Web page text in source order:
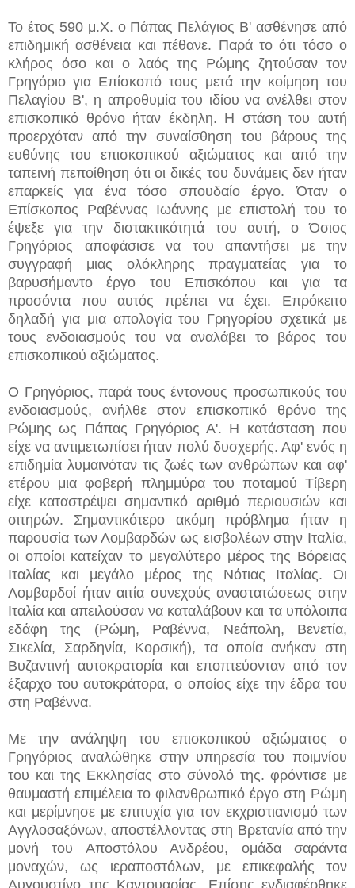
Το έτος 590 μ.Χ. ο Πάπας Πελάγιος Β' ασθένησε από
επιδημική ασθένεια και πέθανε. Παρά το ότι τόσο ο
κλήρος όσο και ο λαός της Ρώμης ζητούσαν τον
Γρηγόριο για Επίσκοπό τους μετά την κοίμηση του
Πελαγίου Β', η απροθυμία του ιδίου να ανέλθει στον
επισκοπικό θρόνο ήταν έκδηλη. Η στάση του αυτή
προερχόταν από την συναίσθηση του βάρους της
ευθύνης του επισκοπικού αξιώματος και από την
ταπεινή πεποίθηση ότι οι δικές του δυνάμεις δεν ήταν
επαρκείς για ένα τόσο σπουδαίο έργο. Όταν ο
Επίσκοπος Ραβέννας Ιωάννης με επιστολή του το
έψεξε για την διστακτικότητά του αυτή, ο Όσιος
Γρηγόριος αποφάσισε να του απαντήσει με την
συγγραφή μιας ολόκληρης πραγματείας για το
βαρυσήμαντο έργο του Επισκόπου και για τα
προσόντα που αυτός πρέπει να έχει. Επρόκειτο
δηλαδή για μια απολογία του Γρηγορίου σχετικά με
τους ενδοιασμούς του να αναλάβει το βάρος του
επισκοπικού αξιώματος.
Ο Γρηγόριος, παρά τους έντονους προσωπικούς του
ενδοιασμούς, ανήλθε στον επισκοπικό θρόνο της
Ρώμης ως Πάπας Γρηγόριος Α'. Η κατάσταση που
είχε να αντιμετωπίσει ήταν πολύ δυσχερής. Αφ' ενός η
επιδημία λυμαινόταν τις ζωές των ανθρώπων και αφ'
ετέρου μια φοβερή πλημμύρα του ποταμού Τίβερη
είχε καταστρέψει σημαντικό αριθμό περιουσιών και
σιτηρών. Σημαντικότερο ακόμη πρόβλημα ήταν η
παρουσία των Λομβαρδών ως εισβολέων στην Ιταλία,
οι οποίοι κατείχαν το μεγαλύτερο μέρος της Βόρειας
Ιταλίας και μεγάλο μέρος της Νότιας Ιταλίας. Οι
Λομβαρδοί ήταν αιτία συνεχούς αναστατώσεως στην
Ιταλία και απειλούσαν να καταλάβουν και τα υπόλοιπα
εδάφη της (Ρώμη, Ραβέννα, Νεάπολη, Βενετία,
Σικελία, Σαρδηνία, Κορσική), τα οποία ανήκαν στη
Βυζαντινή αυτοκρατορία και εποπτεύονταν από τον
έξαρχο του αυτοκράτορα, ο οποίος είχε την έδρα του
στη Ραβέννα.
Με την ανάληψη του επισκοπικού αξιώματος ο
Γρηγόριος αναλώθηκε στην υπηρεσία του ποιμνίου
του και της Εκκλησίας στο σύνολό της. φρόντισε με
θαυμαστή επιμέλεια το φιλανθρωπικό έργο στη Ρώμη
και μερίμνησε με επιτυχία για τον εκχριστιανισμό των
Αγγλοσαξόνων, αποστέλλοντας στη Βρετανία από την
μονή του Αποστόλου Ανδρέου, ομάδα σαράντα
μοναχών, ως ιεραποστόλων, με επικεφαλής τον
Αυγουστίνο της Καντουαρίας. Επίσης ενδιαφέρθηκε